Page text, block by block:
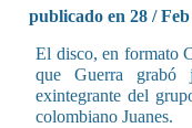
publicado en 28 /
El disco, en formato
que Guerra grabó
exintegrante del
colombiano Juanes.